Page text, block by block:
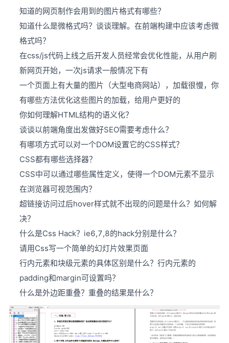
知道的网页制作会用到的图片格式有哪些？
知道什么是微格式吗？谈谈理解。在前端构建中应该考虑微
格式吗？
在css/js代码上线之后开发人员经常会优化性能，从用户刷
新网页开始，一次js请求一般情况下有
一个页面上有大量的图片（大型电商网站），加载很慢，你
有哪些方法优化这些图片的加载，给用户更好的
你如何理解HTML结构的语义化？
谈谈以前端角度出发做好SEO需要考虑什么？
有哪项方式可以对一个DOM设置它的CSS样式？
CSS都有哪些选择器？
CSS中可以通过哪些属性定义，使得一个DOM元素不显示
在浏览器可视范围内？
超链接访问过后hover样式就不出现的问题是什么？如何解
决？
什么是Css Hack？ie6,7,8的hack分别是什么？
请用Css写一个简单的幻灯片效果页面
行内元素和块级元素的具体区别是什么？行内元素的
padding和margin可设置吗？
什么是外边距重叠？重叠的结果是什么？